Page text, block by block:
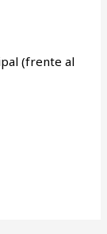
(frente al